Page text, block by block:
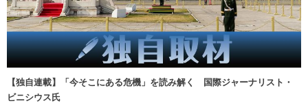
【独自連載】「今そこにある危機」を読み解く 国際ジャーナリスト・
ビニシウス氏